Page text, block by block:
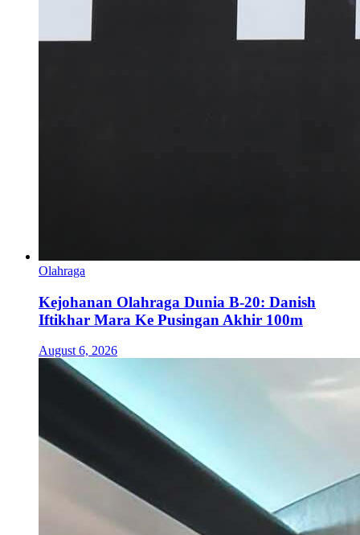
Olahraga
Kejohanan Olahraga Dunia B-20: Danish
Iftikhar Mara Ke Pusingan Akhir 100m
August 6, 2026